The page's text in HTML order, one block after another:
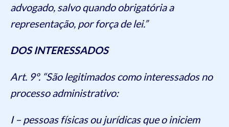
advogado, salvo quando obrigatória a
representação, por força de lei.”
DOS INTERESSADOS
Art. 9º. “São legitimados como interessados no
processo administrativo:
I – pessoas físicas ou jurídicas que o iniciem